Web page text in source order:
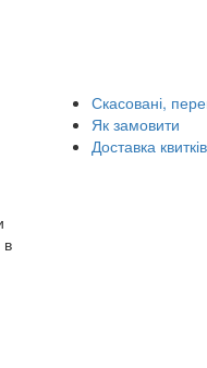
в
Скасовані,
Як замовити
Доставка квитків